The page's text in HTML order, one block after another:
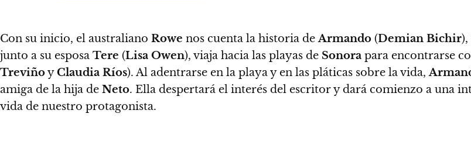
Con su inicio, el australiano Rowe nos cuenta la historia deArmando (Demian Bichir
junto a su esposa Tere (Lisa Owen), viaja hacia las playas de Sonora para encontrarse
TreviñoyClaudia Ríos). Al adentrarse en la playa y en las pláticas sobre la vida,
amiga de la hija de Neto. Ella despertará el interés del escritor y dará comienzo a una
vida de nuestro protagonista.